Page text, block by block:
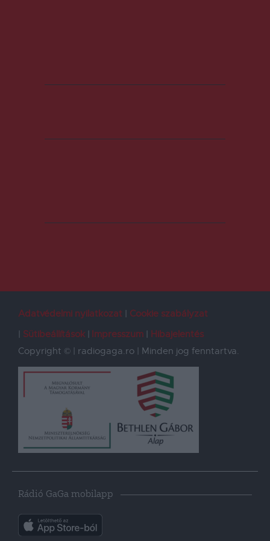
Adatvédelmi nyilatkozat
Cookie szabályzat
Sütibeállítások
Impresszum
Hibajelentés
Copyright © | radiogaga.ro | Minden jog fenntartva.
Rádió GaGa mobilapp